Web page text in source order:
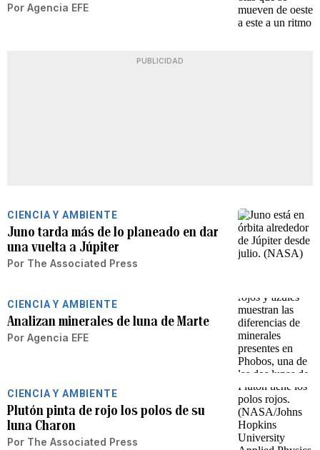
Por Agencia EFE
PUBLICIDAD
CIENCIA Y AMBIENTE
Juno tarda más de lo planeado en dar
una vuelta a Júpiter
Por The Associated Press
CIENCIA Y AMBIENTE
Analizan minerales de luna de Marte
Por Agencia EFE
CIENCIA Y AMBIENTE
Plutón pinta de rojo los polos de su
luna Charon
Por The Associated Press